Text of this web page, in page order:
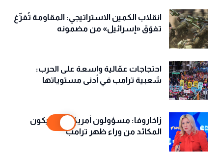
انقلاب الكمين الاستراتيجي: المقاومة تُفرِّغ
تفوّق «إسرائيل» من مضمونه
احتجاجات عمّالية واسعة على الحرب:
شعبية ترامب في أدنى مستوياتها
زاخاروفا: مسؤولون أمريكيون يحيكون
المكائد من وراء ظهر ترامب